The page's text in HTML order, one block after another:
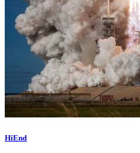
HiEnd